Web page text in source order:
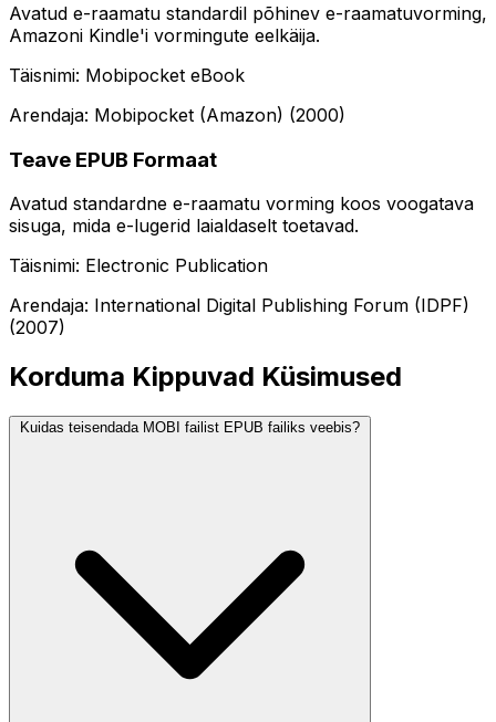
Avatud e-raamatu standardil põhinev e-raamatuvorming,
Amazoni Kindle'i vormingute eelkäija.
Täisnimi: Mobipocket eBook
Arendaja: Mobipocket (Amazon) (2000)
Teave EPUB Formaat
Avatud standardne e-raamatu vorming koos voogatava
sisuga, mida e-lugerid laialdaselt toetavad.
Täisnimi: Electronic Publication
Arendaja: International Digital Publishing Forum (IDPF)
(2007)
Korduma Kippuvad Küsimused
Kuidas teisendada MOBI failist EPUB failiks veebis?